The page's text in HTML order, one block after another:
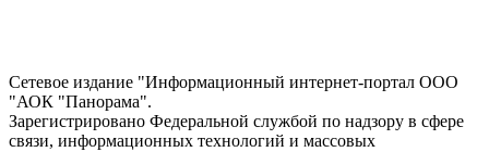
Сетевое издание "Информационный интернет-портал ООО
"АОК "Панорама".
Зарегистрировано Федеральной службой по надзору в сфере
связи, информационных технологий и массовых